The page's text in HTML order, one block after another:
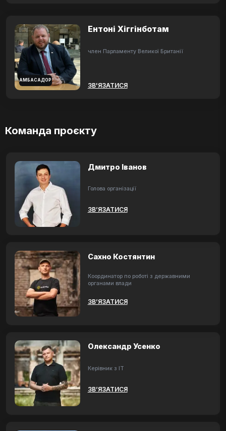
АМБАСАДОР
Ентоні Хіггінботам
член Парламенту Великої Британії
ЗВ'ЯЗАТИСЯ
Команда проєкту
Дмитро Іванов
Голова організації
ЗВ’ЯЗАТИСЯ
Сахно Костянтин
Координатор по роботі з державними
органами влади
ЗВ’ЯЗАТИСЯ
Олександр Усенко
Керівник з ІТ
ЗВ’ЯЗАТИСЯ